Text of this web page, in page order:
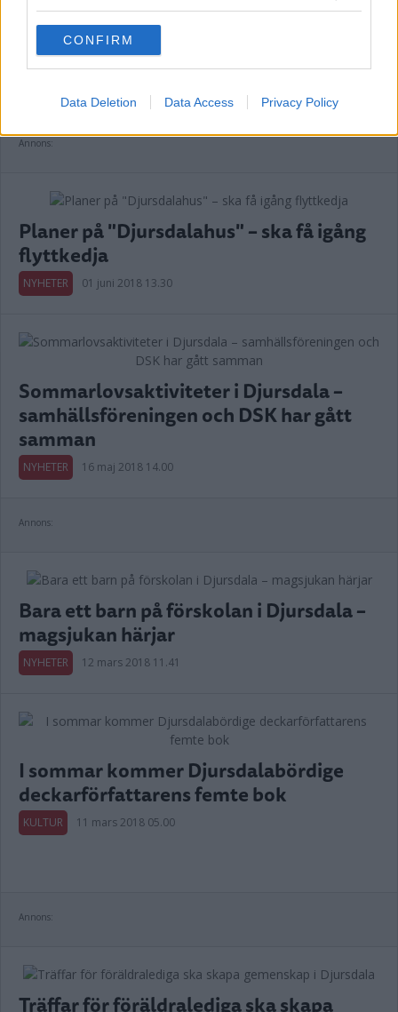
use your data for below specified purposes in below Google
consent section.
CONFIRM
Data Deletion Data Access Privacy Policy
Dags för ny upplaga av Djursdaladagen
Annons:
Planer på "Djursdalahus" – ska få igång
flyttkedja
NYHETER 01 juni 2018 13.30
Sommarlovsaktiviteter i Djursdala –
samhällsföreningen och DSK har gått
samman
NYHETER 16 maj 2018 14.00
Annons:
Bara ett barn på förskolan i Djursdala –
magsjukan härjar
NYHETER 12 mars 2018 11.41
I sommar kommer Djursdalabördige
deckarförfattarens femte bok
KULTUR 11 mars 2018 05.00
Annons:
Träffar för föräldralediga ska skapa